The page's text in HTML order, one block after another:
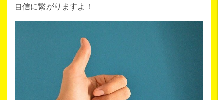
自信に繋がりますよ！